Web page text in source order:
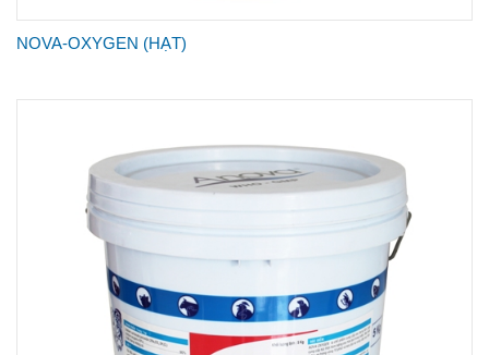
NOVA-OXYGEN (HẠT)